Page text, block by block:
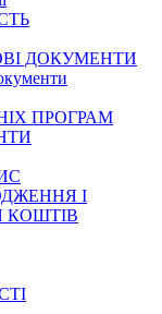
ДОКУМЕНТИ
ПРОГРАМ
І
КОШТІВ